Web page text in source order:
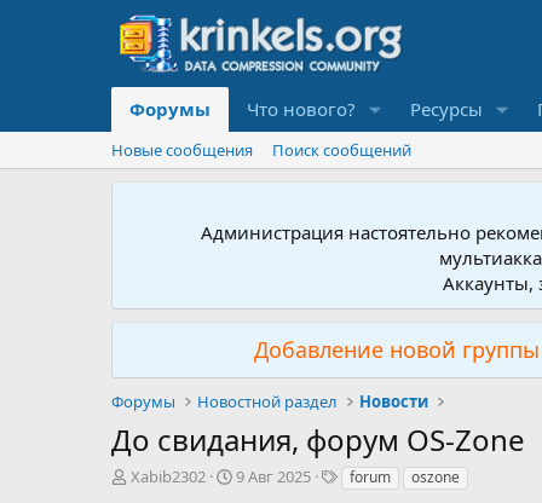
Форумы Что нового? Ресурсы
Новые сообщения Поиск сообщений
Администрация настоятельно
Аккаунты,
Добавление новой
Форумы Новостной раздел Новости
До свидания, форум OS-Zone
А
Xabib2302
Д
9 Авг 2025
Тforum oszone